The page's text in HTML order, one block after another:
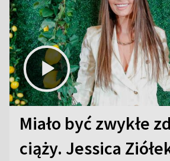
Miało być zwykłe
ciąży. Jessica